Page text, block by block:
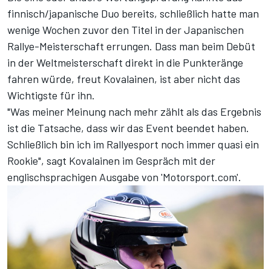
finnisch/japanische Duo bereits, schließlich hatte man
wenige Wochen zuvor den Titel in der Japanischen
Rallye-Meisterschaft errungen. Dass man beim Debüt
in der Weltmeisterschaft direkt in die Punkteränge
fahren würde, freut Kovalainen, ist aber nicht das
Wichtigste für ihn.
"Was meiner Meinung nach mehr zählt als das Ergebnis
ist die Tatsache, dass wir das Event beendet haben.
Schließlich bin ich im Rallyesport noch immer quasi ein
Rookie", sagt Kovalainen im Gespräch mit der
englischsprachigen Ausgabe von 'Motorsport.com'.